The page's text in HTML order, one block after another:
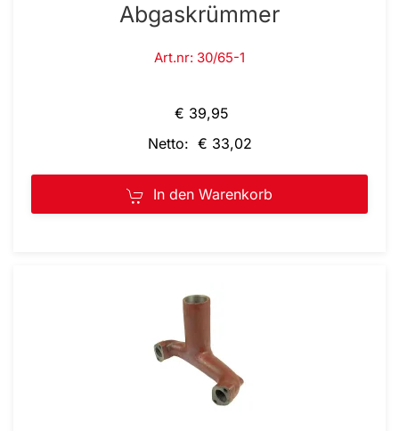
Abgaskrümmer
Art.nr: 30/65-1
€ 39,95
Netto: € 33,02
In den Warenkorb